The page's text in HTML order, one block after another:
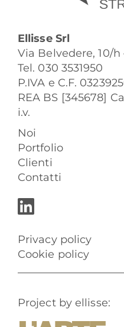
Ellisse Srl
Via Belvedere, 10/h
Tel. 030 3531950
P.IVA e C.F.
REA BS [345678]
i.v.
Noi
Portfolio
Clienti
Contatti
Privacy policy
Cookie policy
Project by ellisse: